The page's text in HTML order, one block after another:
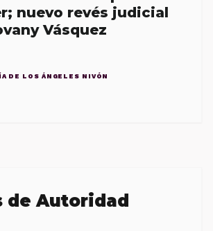
nuevo revés judicial
Vásquez
DE LOS ÁNGELES NIVÓN
de Autoridad